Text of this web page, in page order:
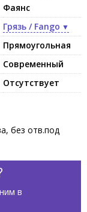
Фаянс
Грязь / Fango
Прямоугольная
Современный
Отсутствует
без отв.под
в